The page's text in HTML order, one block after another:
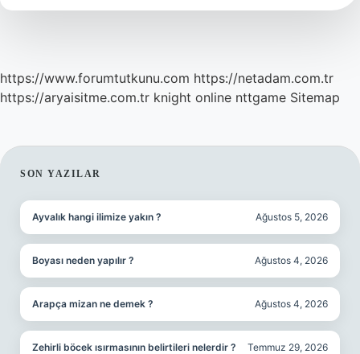
Ne
https://www.forumtutkunu.com https://netadam.com.tr
https://aryaisitme.com.tr knight online nttgame Sitemap
SIDEBAR
SON YAZILAR
Ayvalık hangi ilimize yakın ? Ağustos 5, 2026
Boyası neden yapılır ? Ağustos 4, 2026
Arapça mizan ne demek ? Ağustos 4, 2026
Zehirli böcek ısırmasının belirtileri nelerdir ? Temmuz 29, 2026